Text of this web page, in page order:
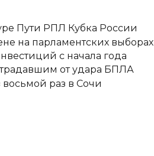
Пути РПЛ Кубка России
на парламентских выборах
с начала года
от удара БПЛА
раз в Сочи